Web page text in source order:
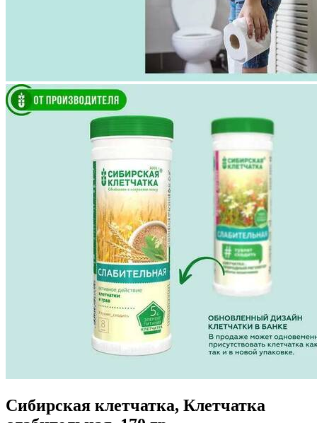
Сибирская клетчатка, Клетчатка